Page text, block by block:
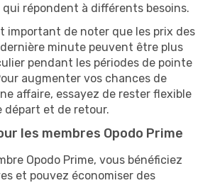
répondent à différents besoins.
important de noter que les prix des
minute peuvent être plus
pendant les périodes de pointe
augmenter vos chances de
affaire, essayez de rester flexible
départ et de retour.
les membres Opodo Prime
Opodo Prime, vous bénéficiez
et pouvez économiser des